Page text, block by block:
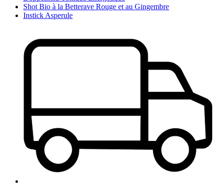
Shot Bio à la Betterave Rouge et au Gingembre
Instick Asperule